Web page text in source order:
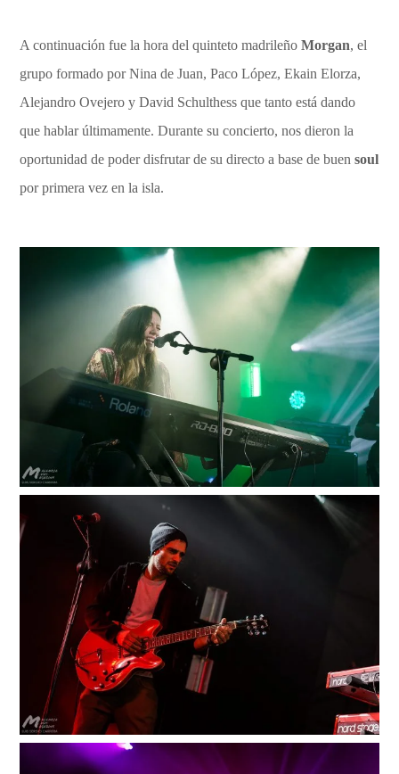
A continuación fue la hora del quinteto madrileñoMorgan, el
grupo formado por Nina de Juan, Paco López, Ekain Elorza,
Alejandro Ovejero y David Schulthess que tanto está dando
que hablar últimamente. Durante su concierto, nos dieron la
oportunidad de poder disfrutar de su directo a base de buensoul
por primera vez en la isla.